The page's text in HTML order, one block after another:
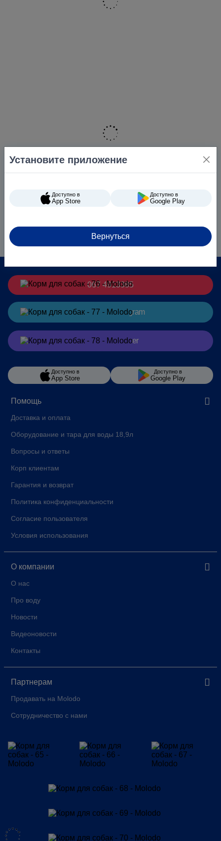
Помощь
Доставка и оплата
Оборудование и тара для воды 18,9л
Вопросы и ответы
Корп клиентам
Гарантия и возврат
Политика конфиденциальности
Согласие пользователя
Условия использования
О компании
О нас
Про воду
Новости
Видеоновости
Контакты
Партнерам
Продавать на Molodo
Сотрудничество с нами
067 4913385
Заказатьв Telegram
Заказатьв Viber
Доступно в
App Store
Доступно в
Google Play
Установите приложение
Доступно в
App Store
Доступно в
Google Play
Вернуться